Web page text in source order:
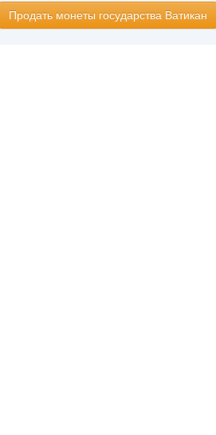
Продать монеты государства Ватикан